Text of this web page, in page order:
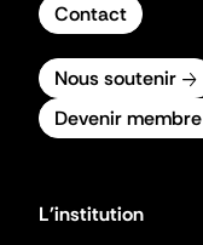
Contact
Nous soutenir
Devenir membre
L'institution